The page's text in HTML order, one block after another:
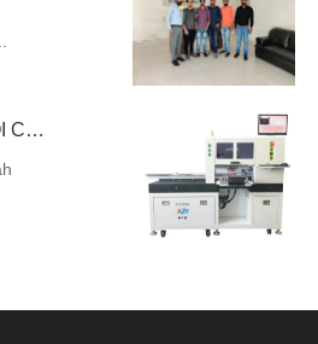
Xinjiusheng LED SMT Machine Egypt Customer AOI Company menembak di situs